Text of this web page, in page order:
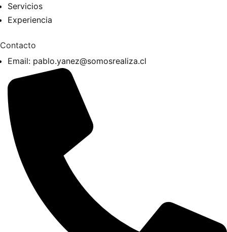
Servicios
Experiencia
Contacto
Email: pablo.yanez@somosrealiza.cl